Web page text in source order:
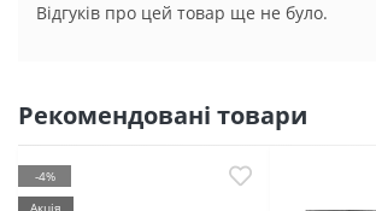
Відгуків про цей товар ще не було.
Рекомендовані товари
-4%